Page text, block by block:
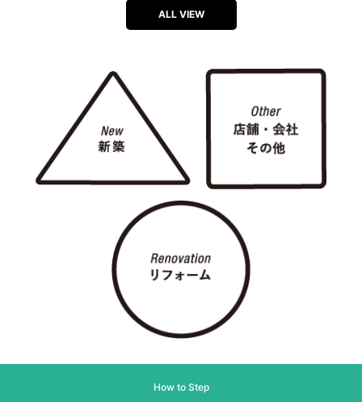
ALL VIEW
How to Step